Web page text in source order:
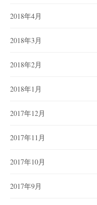
2018年4月
2018年3月
2018年2月
2018年1月
2017年12月
2017年11月
2017年10月
2017年9月